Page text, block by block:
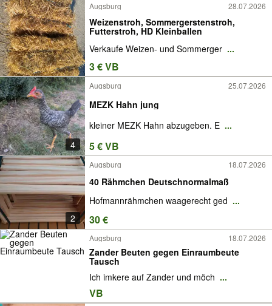
Augsburg 28.07.2026
Weizenstroh, Sommergerstenstroh,
Futterstroh, HD Kleinballen
Verkaufe Weizen- und Sommerger ...
3 € VB
4
Augsburg 25.07.2026
MEZK Hahn jung
kleiner MEZK Hahn abzugeben. E ...
5 € VB
2
Augsburg 18.07.2026
40 Rähmchen Deutschnormalmaß
Hofmannrähmchen waagerecht ged ...
30 €
Augsburg 18.07.2026
Zander Beuten gegen Einraumbeute
Tausch
Ich imkere auf Zander und möch ...
VB